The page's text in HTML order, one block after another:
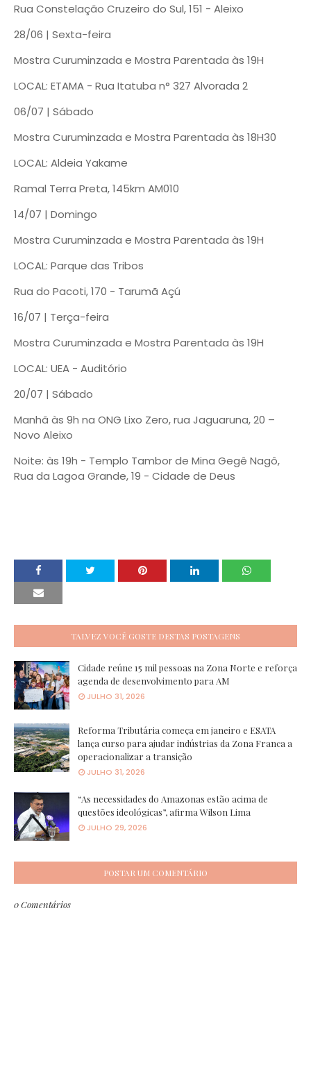
Rua Constelação Cruzeiro do Sul, 151 - Aleixo
28/06 | Sexta-feira
Mostra Curuminzada e Mostra Parentada às 19H
LOCAL: ETAMA - Rua Itatuba n° 327 Alvorada 2
06/07 | Sábado
Mostra Curuminzada e Mostra Parentada às 18H30
LOCAL: Aldeia Yakame
Ramal Terra Preta, 145km AM010
14/07 | Domingo
Mostra Curuminzada e Mostra Parentada às 19H
LOCAL: Parque das Tribos
Rua do Pacoti, 170 - Tarumã Açú
16/07 | Terça-feira
Mostra Curuminzada e Mostra Parentada às 19H
LOCAL: UEA - Auditório
20/07 | Sábado
Manhã às 9h na ONG Lixo Zero, rua Jaguaruna, 20 –
Novo Aleixo
Noite: às 19h - Templo Tambor de Mina Gegê Nagô,
Rua da Lagoa Grande, 19 - Cidade de Deus
TALVEZ VOCÊ GOSTE DESTAS POSTAGENS
Cidade reúne 15 mil pessoas na Zona Norte e reforça
agenda de desenvolvimento para AM
JULHO 31, 2026
Reforma Tributária começa em janeiro e ESATA
lança curso para ajudar indústrias da Zona Franca a
operacionalizar a transição
JULHO 31, 2026
“As necessidades do Amazonas estão acima de
questões ideológicas”, afirma Wilson Lima
JULHO 29, 2026
POSTAR UM COMENTÁRIO
0 Comentários